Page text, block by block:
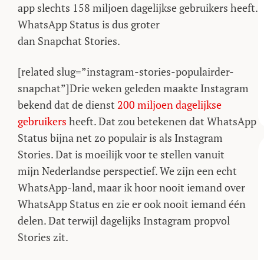
app slechts 158 miljoen dagelijkse gebruikers heeft.
WhatsApp Status is dus groter
dan Snapchat Stories.
[related slug=”instagram-stories-populairder-
snapchat”]Drie weken geleden maakte Instagram
bekend dat de dienst 200 miljoen dagelijkse
gebruikers heeft. Dat zou betekenen dat WhatsApp
Status bijna net zo populair is als Instagram
Stories. Dat is moeilijk voor te stellen vanuit
mijn Nederlandse perspectief. We zijn een echt
WhatsApp-land, maar ik hoor nooit iemand over
WhatsApp Status en zie er ook nooit iemand één
delen. Dat terwijl dagelijks Instagram propvol
Stories zit.